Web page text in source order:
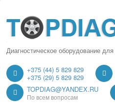
Диагностическое оборудование
+375 (44) 5 829 829
+375 (29) 5 829 829
TOPDIAG@YANDEX.RU
По всем вопросам